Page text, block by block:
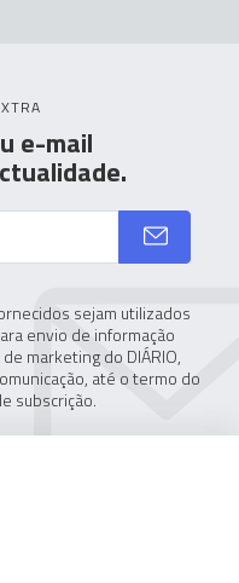
e-mail
sejam utilizados
envio de informação
marketing do DIÁRIO,
até o termo do
subscrição.